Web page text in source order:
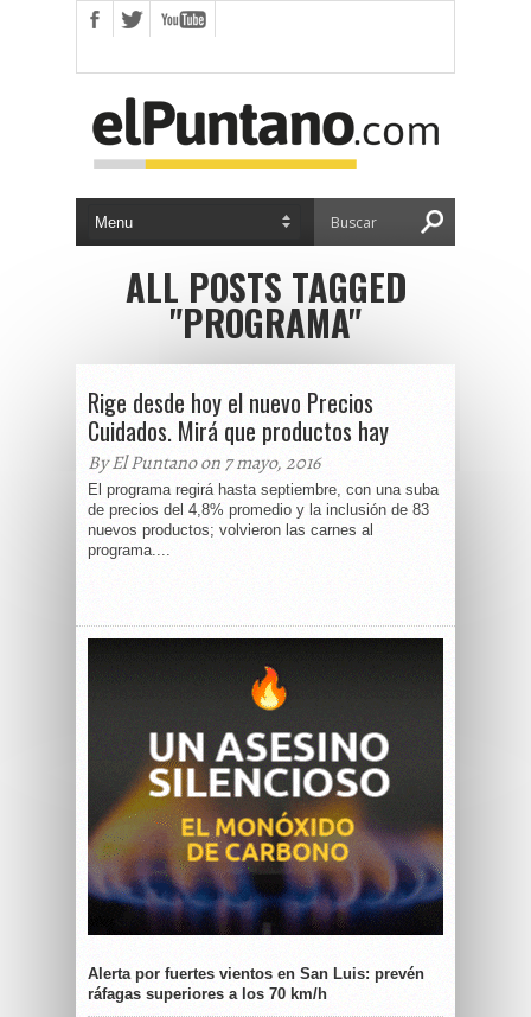
ALL POSTS TAGGED
"PROGRAMA"
Rige desde hoy el nuevo Precios
Cuidados. Mirá que productos hay
By El Puntano on 7 mayo, 2016
El programa regirá hasta septiembre, con una suba
de precios del 4,8% promedio y la inclusión de 83
nuevos productos; volvieron las carnes al
programa....
Alerta por fuertes vientos en San Luis: prevén
ráfagas superiores a los 70 km/h